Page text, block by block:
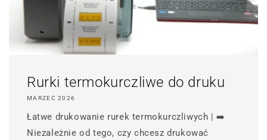
Rurki termokurczliwe do druku
MARZEC 2026
Łatwe drukowanie rurek termokurczliwych | ➡️
Niezależnie od tego, czy chcesz drukować